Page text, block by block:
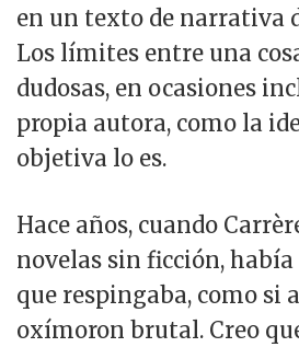
en un texto de narrativa
Los límites entre una
dudosas, en ocasiones
propia autora, como la
objetiva lo es.
Hace años, cuando
novelas sin ficción,
que respingaba, como si
oxímoron brutal. Creo